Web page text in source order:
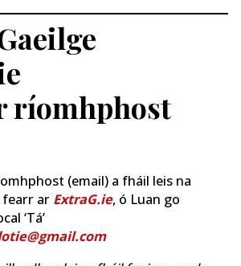
ríomhphost
(email) a fháil leis na
fearr ar ExtraG.ie, ó Luan go
‘Tá’